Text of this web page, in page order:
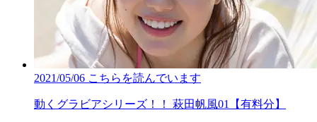
2021/05/06 こちらを読んでいます
動くグラビアシリーズ！！ 萩田帆風01【有料分】